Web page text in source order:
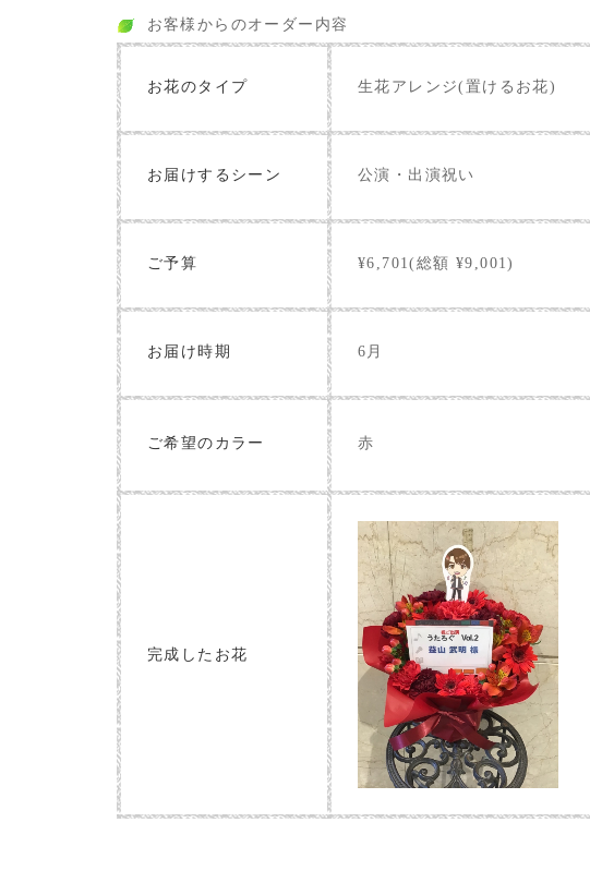
お客様からのオーダー内容
お花のタイプ 生花アレンジ(置けるお花)
お届けするシーン 公演・出演祝い
ご予算 ¥6,701(総額 ¥9,001)
お届け時期 6月
ご希望のカラー 赤
完成したお花